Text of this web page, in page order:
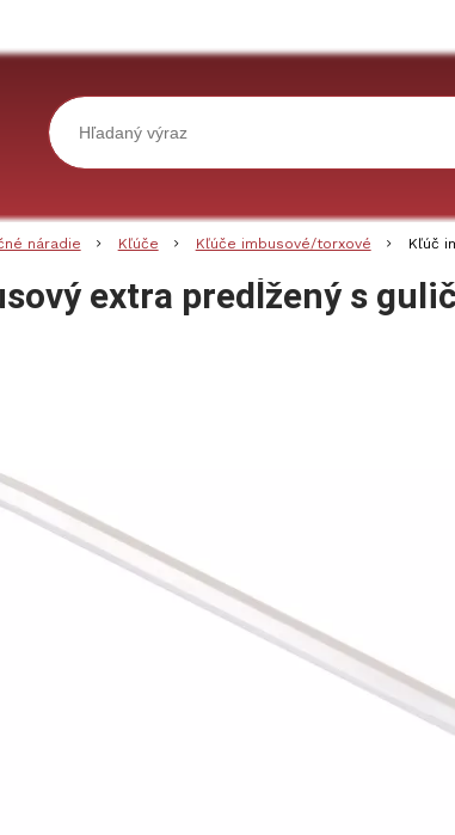
náradie Kľúče Kľúče imbusové/torxové Kľúč
extra predĺžený s